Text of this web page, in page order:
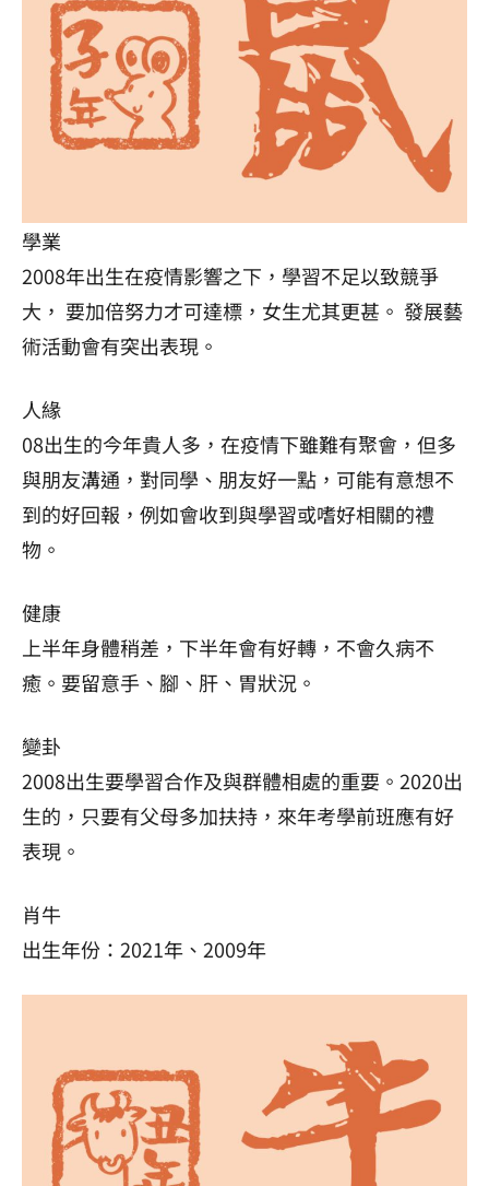
學業
2008年出生在疫情影響之下，學習不足以致競爭
大， 要加倍努力才可達標，女生尤其更甚。 發展藝
術活動會有突出表現。
人緣
08出生的今年貴人多，在疫情下雖難有聚會，但多
與朋友溝通，對同學、朋友好一點，可能有意想不
到的好回報，例如會收到與學習或嗜好相關的禮
物。
健康
上半年身體稍差，下半年會有好轉，不會久病不
癒。要留意手、腳、肝、胃狀況。
變卦
2008出生要學習合作及與群體相處的重要。2020出
生的，只要有父母多加扶持，來年考學前班應有好
表現。
肖牛
出生年份：2021年、2009年